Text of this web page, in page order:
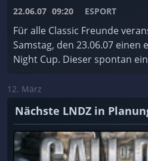
22.06.07 09:20 ESPORT
Für alle Classic Freunde
Samstag, den 23.06.07 einen
Night Cup. Dieser spontan
Spielmo ...
12. März
Nächste LNDZ in